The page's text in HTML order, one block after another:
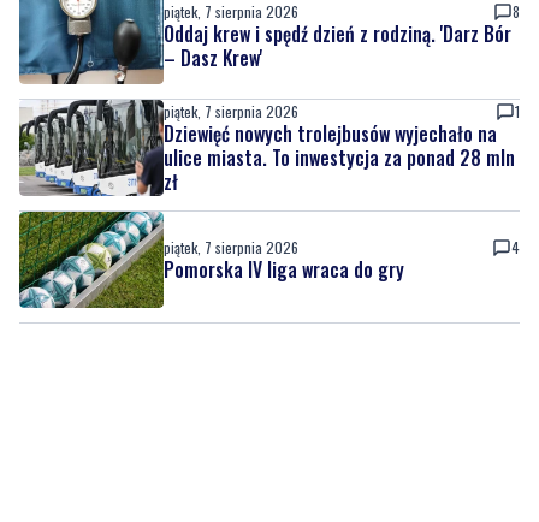
piątek, 7 sierpnia 2026 8
Oddaj krew i spędź dzień z rodziną. 'Darz Bór
– Dasz Krew'
piątek, 7 sierpnia 2026 1
Dziewięć nowych trolejbusów wyjechało na
ulice miasta. To inwestycja za ponad 28 mln
zł
piątek, 7 sierpnia 2026 4
Pomorska IV liga wraca do gry